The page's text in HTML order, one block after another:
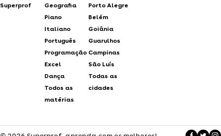
Superprof
Geografia
Piano
Italiano
Português
Programação
Excel
Dança
Todos as
matérias
Porto Alegre
Belém
Goiânia
Guarulhos
Campinas
São Luís
Todas as
cidades